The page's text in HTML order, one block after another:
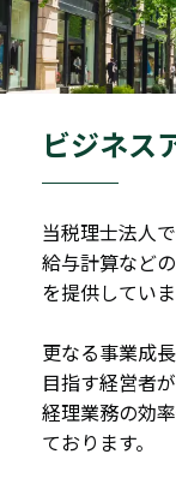
ビジネス
当税理士法人
給与計算など
を提供していま
更なる事業成
目指す経営者
経理業務の効
ております。